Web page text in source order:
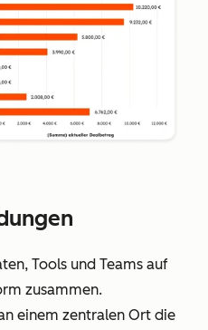
Tools und Teams auf
zusammen.
einem zentralen Ort die